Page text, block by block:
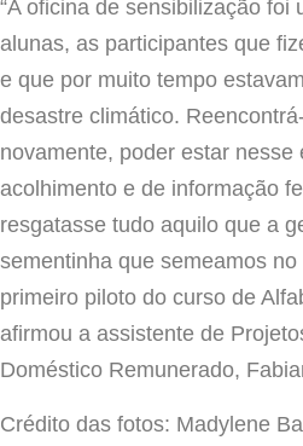
“A oficina de sensibilização foi
alunas, as participantes que
e que por muito tempo
desastre climático.
novamente, poder estar nesse
acolhimento e de informação
resgatasse tudo aquilo que a
sementinha que semeamos
primeiro piloto do curso de
afirmou a assistente de
Doméstico Remunerado,
Crédito das fotos: Madylene